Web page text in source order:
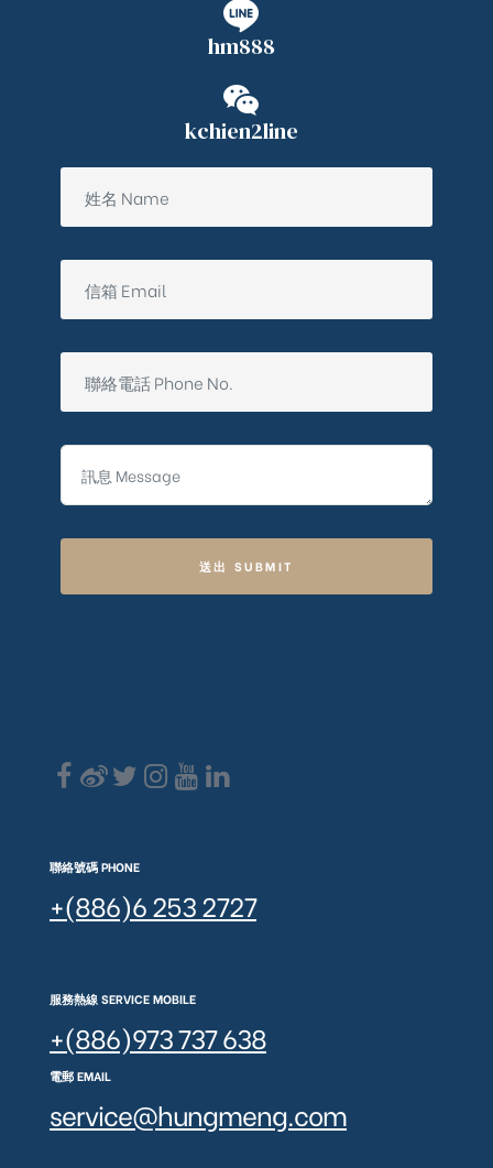
hm888
kchien2line
送出 SUBMIT
聯絡號碼 PHONE
+(886)6 253 2727
服務熱線 SERVICE MOBILE
+(886)973 737 638
電郵 EMAIL
service@hungmeng.com